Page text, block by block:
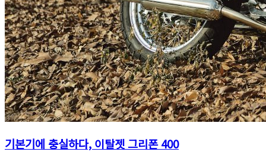
기본기에 충실하다, 이탈젯 그리폰 400